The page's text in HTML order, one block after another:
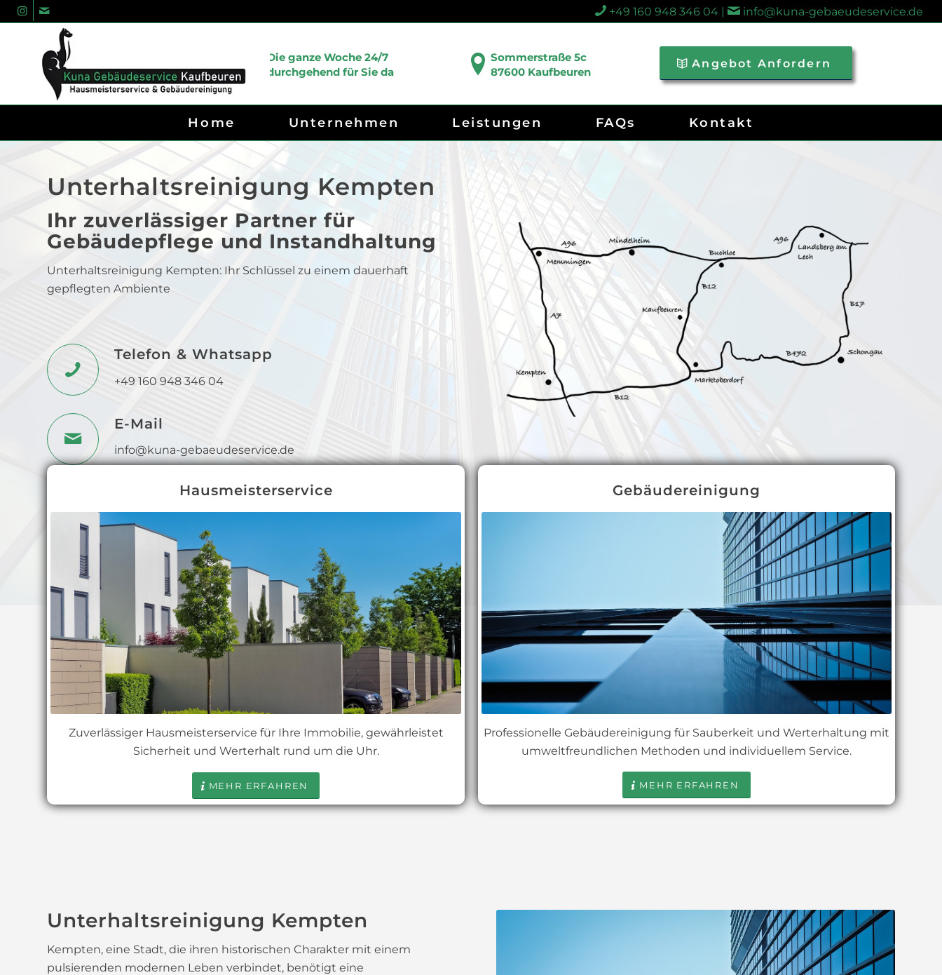
+49 160 948 346 04 | info@kuna-gebaeudeservice.de
Die ganze Woche 24/7
durchgehend für Sie da
Sommerstraße 5c
87600 Kaufbeuren
Angebot Anfordern
Home Unternehmen Leistungen FAQs Kontakt
Unterhaltsreinigung Kempten
Ihr zuverlässiger Partner für
Gebäudepflege und Instandhaltung
Unterhaltsreinigung Kempten: Ihr Schlüssel zu einem dauerhaft
gepflegten Ambiente
Telefon & Whatsapp
+49 160 948 346 04
E-Mail
info@kuna-gebaeudeservice.de
Hausmeisterservice
Zuverlässiger Hausmeisterservice für Ihre Immobilie, gewährleistet
Sicherheit und Werterhalt rund um die Uhr.
MEHR ERFAHREN
Gebäudereinigung
Professionelle Gebäudereinigung für Sauberkeit und Werterhaltung mit
umweltfreundlichen Methoden und individuellem Service.
MEHR ERFAHREN
Unterhaltsreinigung Kempten
Kempten, eine Stadt, die ihren historischen Charakter mit einem
pulsierenden modernen Leben verbindet, benötigt eine